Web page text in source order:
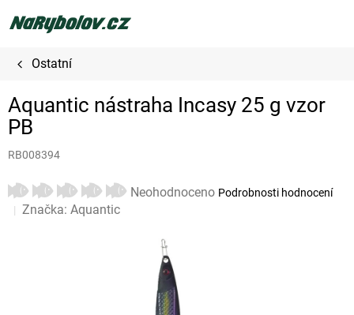
na
Ostatní
Aquantic nástraha Incasy 25 g vzor
PB
RB008394
Průměrné
hodnocení
hvězdiček.
Neohodnoceno Podrobnosti hodnocení
Značka: Aquantic